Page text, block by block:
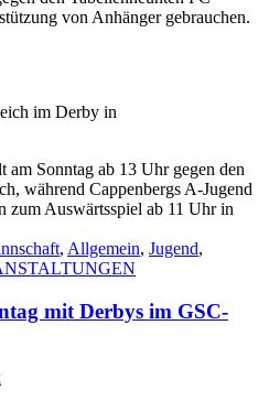
von Anhänger gebrauchen.
im Derby in
Sonntag ab 13 Uhr gegen den
während Cappenbergs A-Jugend
Auswärtsspiel ab 11 Uhr in
, Allgemein, Jugend,
mit Derbys im GSC-